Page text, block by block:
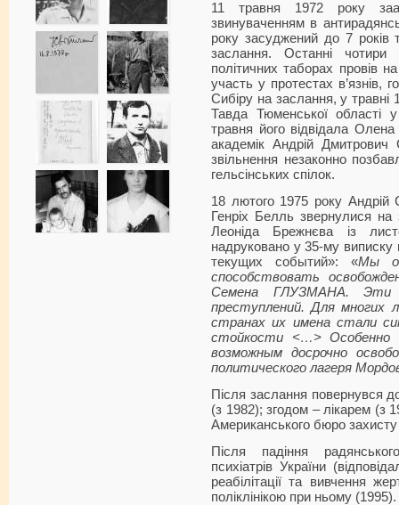
11 травня 1972 року
звинуваченням в
року засуджений до 7 років
заслання. Останні чотири
політичних таборах провів
участь у протестах в’язнів,
Сибіру на заслання, у
Тавда Тюменської області
травня його відвідала Олена
академік Андрій Дмитрович
звільнення незаконно
гельсінських спілок.
18 лютого 1975 року Андрій
Генріх Белль звернулися на
Леоніда Брежнєва із
надруковано у 35-му виписку
текущих событий»: «Мы
способствовать
Семена ГЛУЗМАНА. Эти
преступлений. Для
странах их имена стали
стойкости <…>
возможным досрочно
политического лагеря
Після заслання повернувся
(з 1982); згодом – лікарем (з
Американського бюро
Після падіння
психіатрів України
реабілітації та вивчення
поліклінікою при ньому (1995).